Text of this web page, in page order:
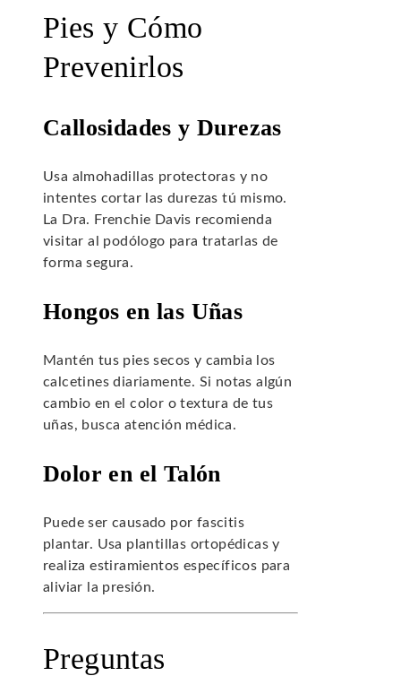
Pies y Cómo
Prevenirlos
Callosidades y Durezas
Usa almohadillas protectoras y no
intentes cortar las durezas tú mismo.
La Dra. Frenchie Davis recomienda
visitar al podólogo para tratarlas de
forma segura.
Hongos en las Uñas
Mantén tus pies secos y cambia los
calcetines diariamente. Si notas algún
cambio en el color o textura de tus
uñas, busca atención médica.
Dolor en el Talón
Puede ser causado por fascitis
plantar. Usa plantillas ortopédicas y
realiza estiramientos específicos para
aliviar la presión.
Preguntas